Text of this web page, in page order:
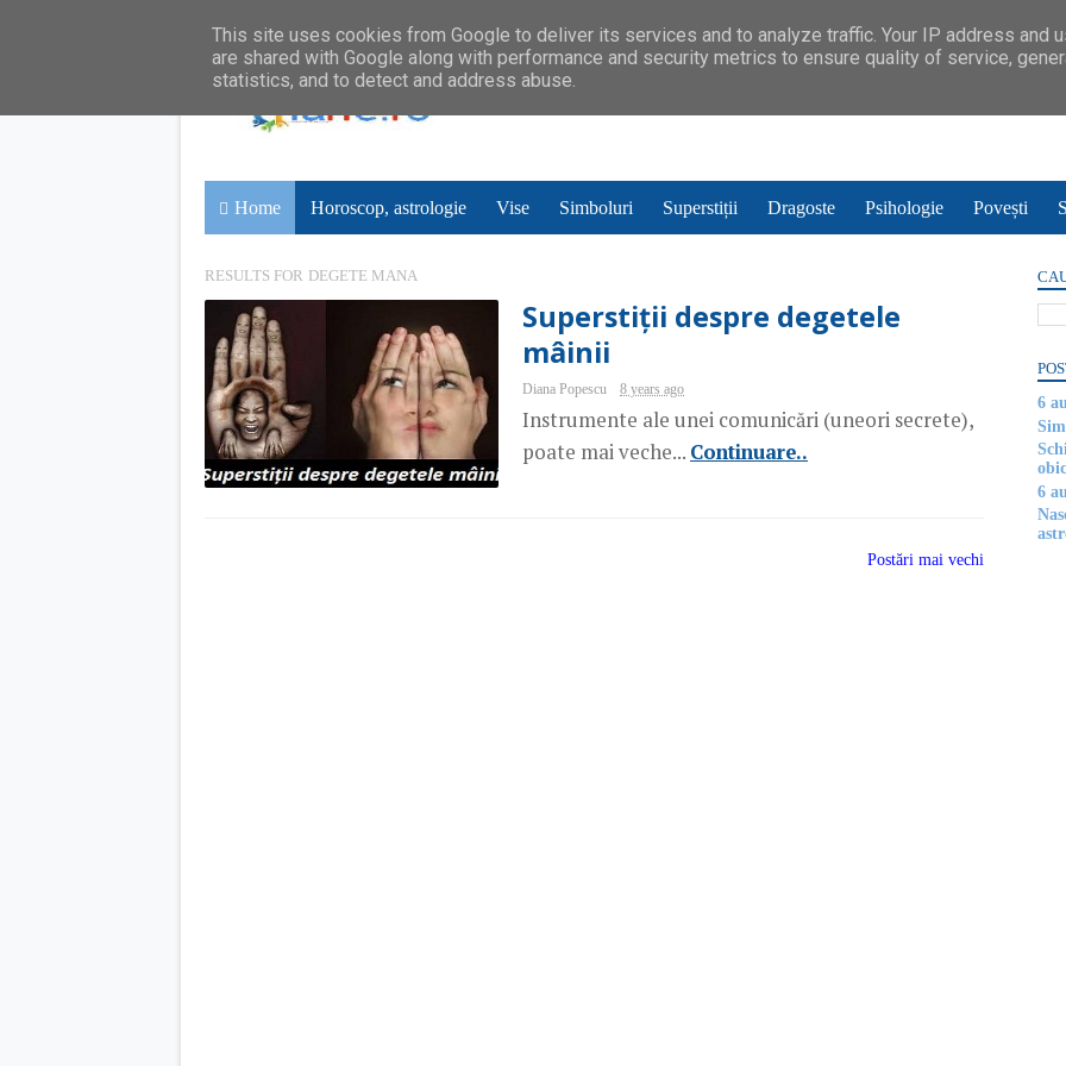
Home Horoscop, astrologie Vise Simboluri Superstiții Dragoste Psihologie Povești
RESULTS FOR DEGETE MANA
Superstiții despre degetele
mâinii
Diana Popescu 8 years ago
Instrumente ale unei comunicări (uneori secrete),
poate mai veche... Continuare..
Postări mai vechi
6
6
This site uses cookies from Google to deliver its services and to analyze traffic. Your IP address and
are shared with Google along with performance and security metrics to ensure quality of service,
statistics, and to detect and address abuse.